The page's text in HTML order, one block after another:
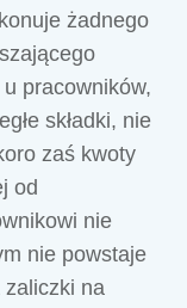
żadnego
pracowników,
składki, nie
zaś kwoty
od
nie
nie powstaje
zaliczki na